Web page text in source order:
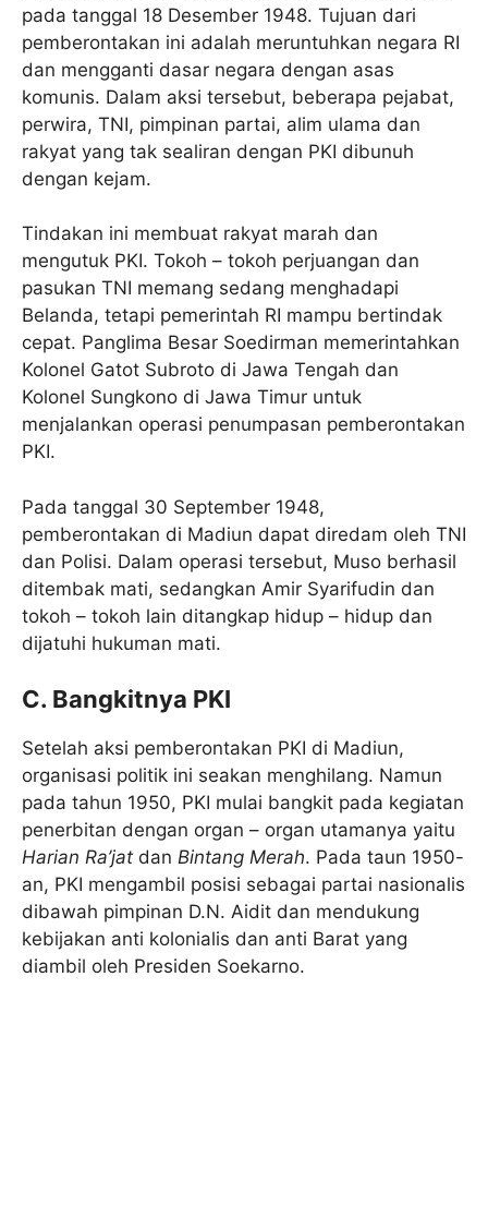
pada tanggal 18 Desember 1948. Tujuan dari
pemberontakan ini adalah meruntuhkan negara RI
dan mengganti dasar negara dengan asas
komunis. Dalam aksi tersebut, beberapa pejabat,
perwira, TNI, pimpinan partai, alim ulama dan
rakyat yang tak sealiran dengan PKI dibunuh
dengan kejam.
Tindakan ini membuat rakyat marah dan
mengutuk PKI. Tokoh – tokoh perjuangan dan
pasukan TNI memang sedang menghadapi
Belanda, tetapi pemerintah RI mampu bertindak
cepat. Panglima Besar Soedirman memerintahkan
Kolonel Gatot Subroto di Jawa Tengah dan
Kolonel Sungkono di Jawa Timur untuk
menjalankan operasi penumpasan pemberontakan
PKI.
Pada tanggal 30 September 1948,
pemberontakan di Madiun dapat diredam oleh TNI
dan Polisi. Dalam operasi tersebut, Muso berhasil
ditembak mati, sedangkan Amir Syarifudin dan
tokoh – tokoh lain ditangkap hidup – hidup dan
dijatuhi hukuman mati.
C. Bangkitnya PKI
Setelah aksi pemberontakan PKI di Madiun,
organisasi politik ini seakan menghilang. Namun
pada tahun 1950, PKI mulai bangkit pada kegiatan
penerbitan dengan organ – organ utamanya yaitu
Harian Ra’jat dan Bintang Merah. Pada taun 1950-
an, PKI mengambil posisi sebagai partai nasionalis
dibawah pimpinan D.N. Aidit dan mendukung
kebijakan anti kolonialis dan anti Barat yang
diambil oleh Presiden Soekarno.